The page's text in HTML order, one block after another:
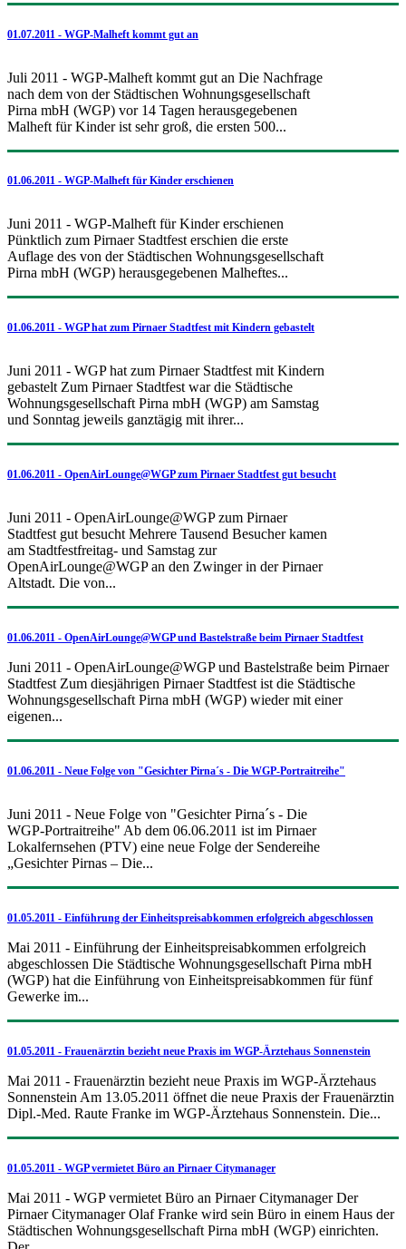
01.07.2011 - WGP-Malheft kommt gut an
Juli 2011 - WGP-Malheft kommt gut an Die Nachfrage
nach dem von der Städtischen Wohnungsgesellschaft
Pirna mbH (WGP) vor 14 Tagen herausgegebenen
Malheft für Kinder ist sehr groß, die ersten 500...
01.06.2011 - WGP-Malheft für Kinder erschienen
Juni 2011 - WGP-Malheft für Kinder erschienen
Pünktlich zum Pirnaer Stadtfest erschien die erste
Auflage des von der Städtischen Wohnungsgesellschaft
Pirna mbH (WGP) herausgegebenen Malheftes...
01.06.2011 - WGP hat zum Pirnaer Stadtfest mit Kindern gebastelt
Juni 2011 - WGP hat zum Pirnaer Stadtfest mit Kindern
gebastelt Zum Pirnaer Stadtfest war die Städtische
Wohnungsgesellschaft Pirna mbH (WGP) am Samstag
und Sonntag jeweils ganztägig mit ihrer...
01.06.2011 - OpenAirLounge@WGP zum Pirnaer Stadtfest gut besucht
Juni 2011 - OpenAirLounge@WGP zum Pirnaer
Stadtfest gut besucht Mehrere Tausend Besucher kamen
am Stadtfestfreitag- und Samstag zur
OpenAirLounge@WGP an den Zwinger in der Pirnaer
Altstadt. Die von...
01.06.2011 - OpenAirLounge@WGP und Bastelstraße beim Pirnaer Stadtfest
Juni 2011 - OpenAirLounge@WGP und Bastelstraße beim Pirnaer
Stadtfest Zum diesjährigen Pirnaer Stadtfest ist die Städtische
Wohnungsgesellschaft Pirna mbH (WGP) wieder mit einer
eigenen...
01.06.2011 - Neue Folge von "Gesichter Pirna´s - Die WGP-Portraitreihe"
Juni 2011 - Neue Folge von "Gesichter Pirna´s - Die
WGP-Portraitreihe" Ab dem 06.06.2011 ist im Pirnaer
Lokalfernsehen (PTV) eine neue Folge der Sendereihe
„Gesichter Pirnas – Die...
01.05.2011 - Einführung der Einheitspreisabkommen erfolgreich abgeschlossen
Mai 2011 - Einführung der Einheitspreisabkommen erfolgreich
abgeschlossen Die Städtische Wohnungsgesellschaft Pirna mbH
(WGP) hat die Einführung von Einheitspreisabkommen für fünf
Gewerke im...
01.05.2011 - Frauenärztin bezieht neue Praxis im WGP-Ärztehaus Sonnenstein
Mai 2011 - Frauenärztin bezieht neue Praxis im WGP-Ärztehaus
Sonnenstein Am 13.05.2011 öffnet die neue Praxis der Frauenärztin
Dipl.-Med. Raute Franke im WGP-Ärztehaus Sonnenstein. Die...
01.05.2011 - WGP vermietet Büro an Pirnaer Citymanager
Mai 2011 - WGP vermietet Büro an Pirnaer Citymanager Der
Pirnaer Citymanager Olaf Franke wird sein Büro in einem Haus der
Städtischen Wohnungsgesellschaft Pirna mbH (WGP) einrichten.